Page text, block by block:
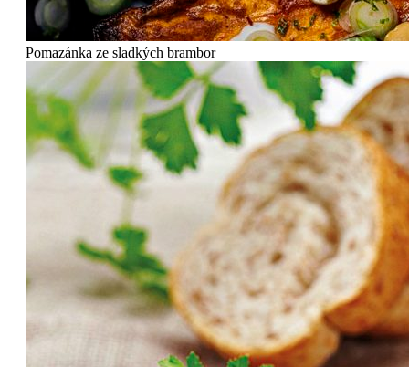
Pomazánka ze sladkých brambor